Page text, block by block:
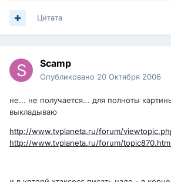
Цитата
Scamp
Опубликовано 20 Октября 2006
не... не получается... для полноты
выкладываю
http://www.tvplaneta.ru/forum/
http://www.tvplaneta.ru/forum/